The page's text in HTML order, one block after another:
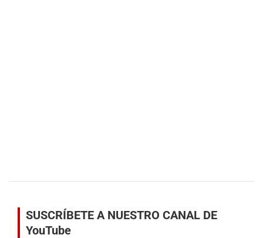
SUSCRÍBETE A NUESTRO CANAL DE
YouTube